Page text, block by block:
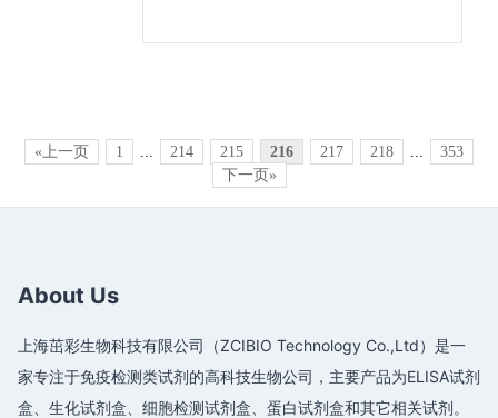
«上一页 1 ... 214 215 216 217 218 ...
353
下一页»
About Us
上海茁彩生物科技有限公司（ZCIBIO Technology Co.,Ltd）是一
家专注于免疫检测类试剂的高科技生物公司，主要产品为ELISA试剂
盒、生化试剂盒、细胞检测试剂盒、蛋白试剂盒和其它相关试剂。